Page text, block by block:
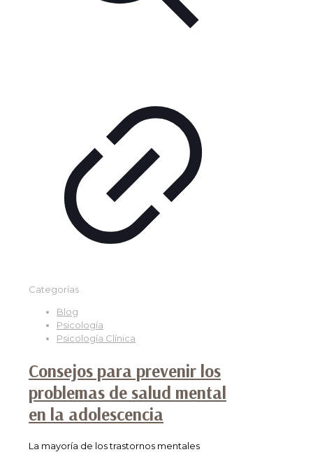
Categorías
Blog
Psicología
Psicología Clínica
Consejos para prevenir los
problemas de salud mental
en la adolescencia
La mayoría de los trastornos mentales